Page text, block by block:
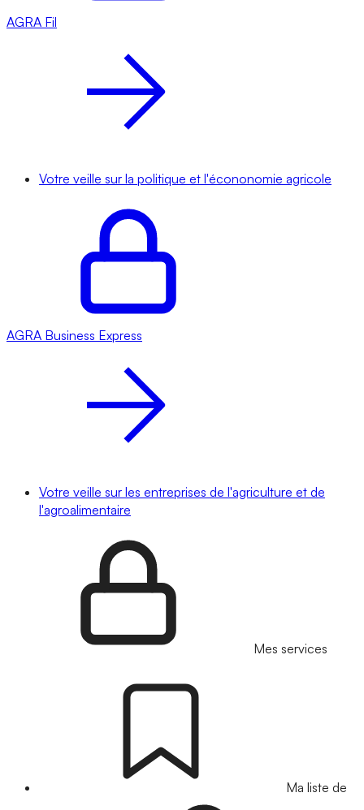
AGRA Fil
Votre veille sur la politique et l'écononomie agricole
AGRA Business Express
Votre veille sur les entreprises de l'agriculture et de
l'agroalimentaire
Mes services
Ma liste de